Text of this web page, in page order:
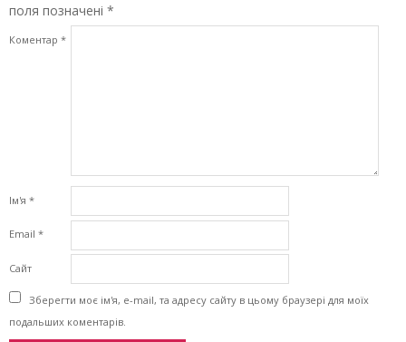
поля позначені *
Коментар *
Ім'я *
Email *
Сайт
Зберегти моє ім'я, e-mail, та адресу сайту в цьому браузері для моїх
подальших коментарів.